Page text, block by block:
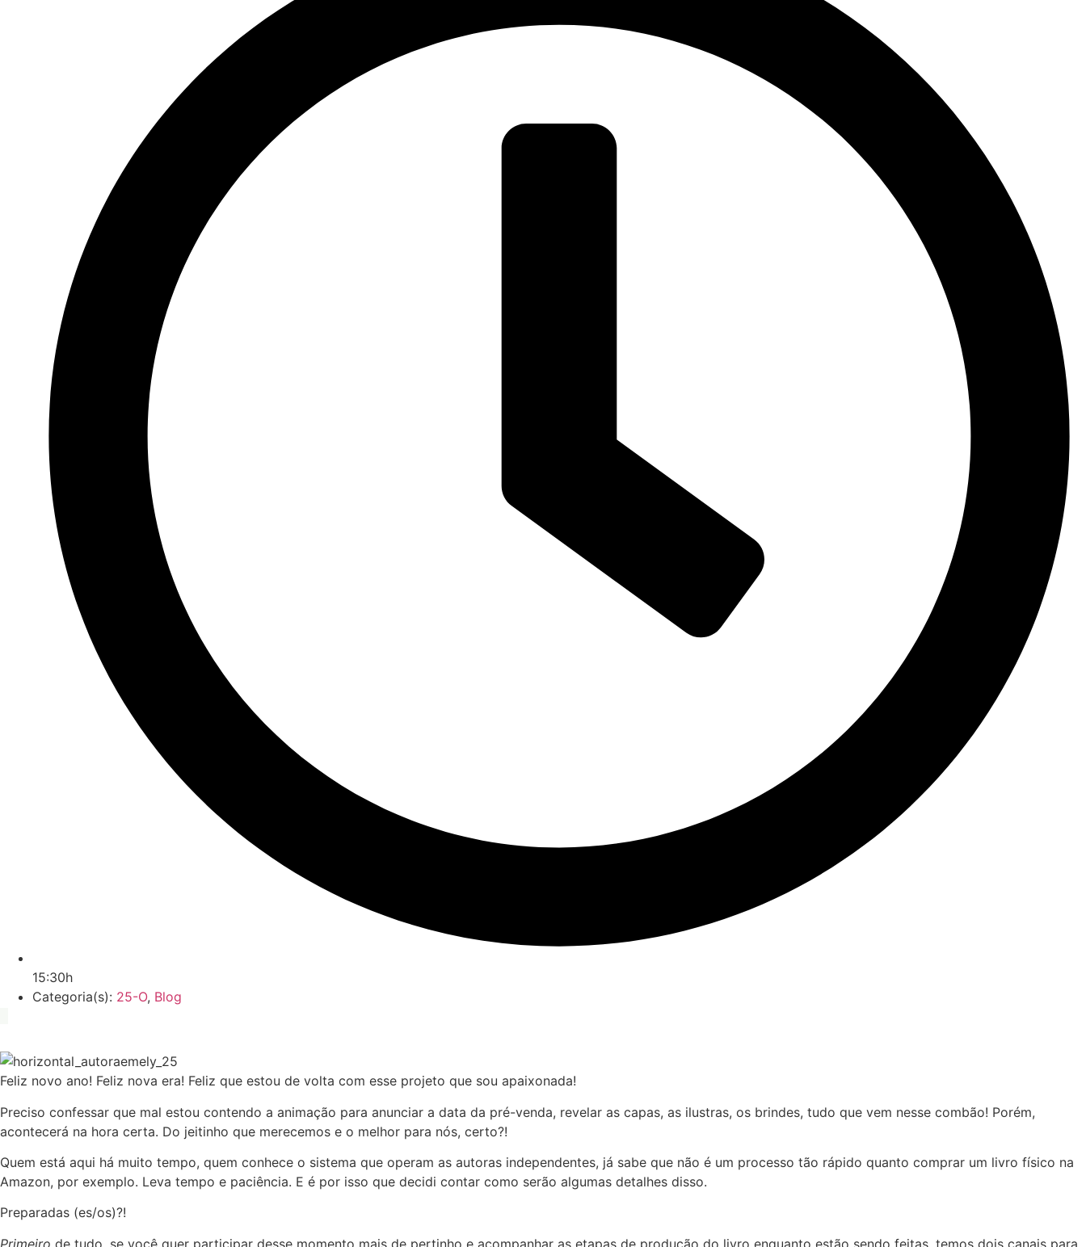
15:30h
Categoria(s): 25-O, Blog
Feliz novo ano! Feliz nova era! Feliz que estou de volta com esse projeto que sou apaixonada!
Preciso confessar que mal estou contendo a animação para anunciar a data da pré-venda, revelar as capas, as ilustras, os brindes, tudo que vem nesse combão! Porém,
acontecerá na hora certa. Do jeitinho que merecemos e o melhor para nós, certo?!
Quem está aqui há muito tempo, quem conhece o sistema que operam as autoras independentes, já sabe que não é um processo tão rápido quanto comprar um livro físico na
Amazon, por exemplo. Leva tempo e paciência. E é por isso que decidi contar como serão algumas detalhes disso.
Preparadas (es/os)?!
Primeiro de tudo, se você quer participar desse momento mais de pertinho e acompanhar as etapas de produção do livro enquanto estão sendo feitas, temos dois canais para